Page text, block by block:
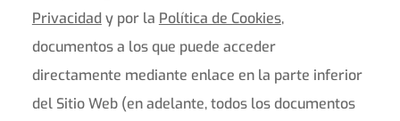
Privacidad y por la Política de Cookies,
documentos a los que puede acceder
directamente mediante enlace en la parte inferior
del Sitio Web (en adelante, todos los documentos